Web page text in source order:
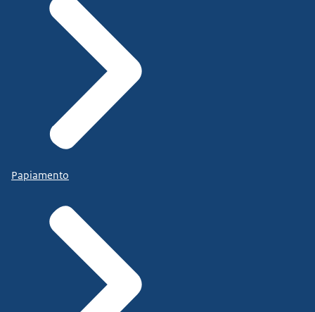
Papiamento